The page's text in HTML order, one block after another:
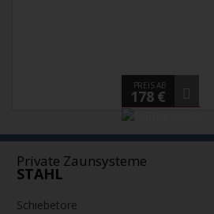
PREIS AB
178 €
Private Zaunsysteme
STAHL
Schiebetore